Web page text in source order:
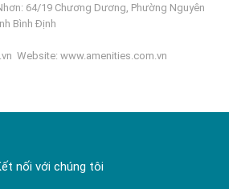
64/19 Chương Dương, Phường Nguyên
Bình Định
Website:www.amenities.com.vn
nối với chúng tôi